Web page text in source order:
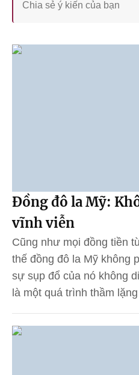
Đồng đô la Mỹ:
vĩnh viễn
Cũng như mọi đồng tiền
thế đồng đô la Mỹ không
sự sụp đổ của nó không
là một quá trình thầm